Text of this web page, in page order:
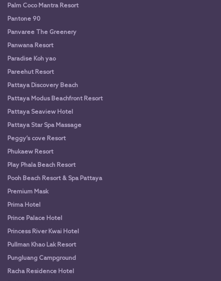
Palm Coco Mantra Resort
Pantone 90
Panvaree The Greenery
Panwana Resort
Paradise Koh yao
Pareehut Resort
Pattaya Discovery Beach
Pattaya Modus Beachfront Resort
Pattaya Seaview Hotel
Pattaya Star Spa Massage
Peggy’s cove Resort
Phukaew Resort
Play Phala Beach Resort
Pooh Beach Resort & Spa Pattaya
Premium Mask
Prima Hotel
Prince Palace Hotel
Princess River Kwai Hotel
Pullman Khao Lak Resort
Pungluang Campground
Racha Residence Hotel